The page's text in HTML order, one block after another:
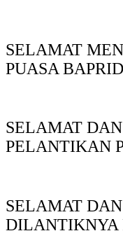
SELAMAT
PUASA
SELAMAT DAN
PELANTIKAN
SELAMAT DAN
DILANTIKNYA